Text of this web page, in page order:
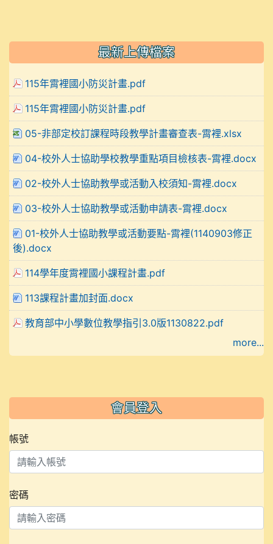
最新上傳檔案
115年霄裡國小防災計畫.pdf
115年霄裡國小防災計畫.pdf
05-非部定校訂課程時段教學計畫審查表-霄裡.xlsx
04-校外人士協助學校教學重點項目檢核表-霄裡.docx
02-校外人士協助教學或活動入校須知-霄裡.docx
03-校外人士協助教學或活動申請表-霄裡.docx
01-校外人士協助教學或活動要點-霄裡(1140903修正
後).docx
114學年度霄裡國小課程計畫.pdf
113課程計畫加封面.docx
教育部中小學數位教學指引3.0版1130822.pdf
more...
會員登入
帳號
密碼